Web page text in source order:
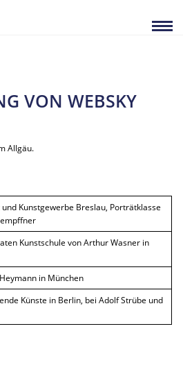
VON WEBSKY
Allgäu.
Kunstgewerbe Breslau, Porträtklasse
Kunstschule von Arthur Wasner in
in München
Künste in Berlin, bei Adolf Strübe und